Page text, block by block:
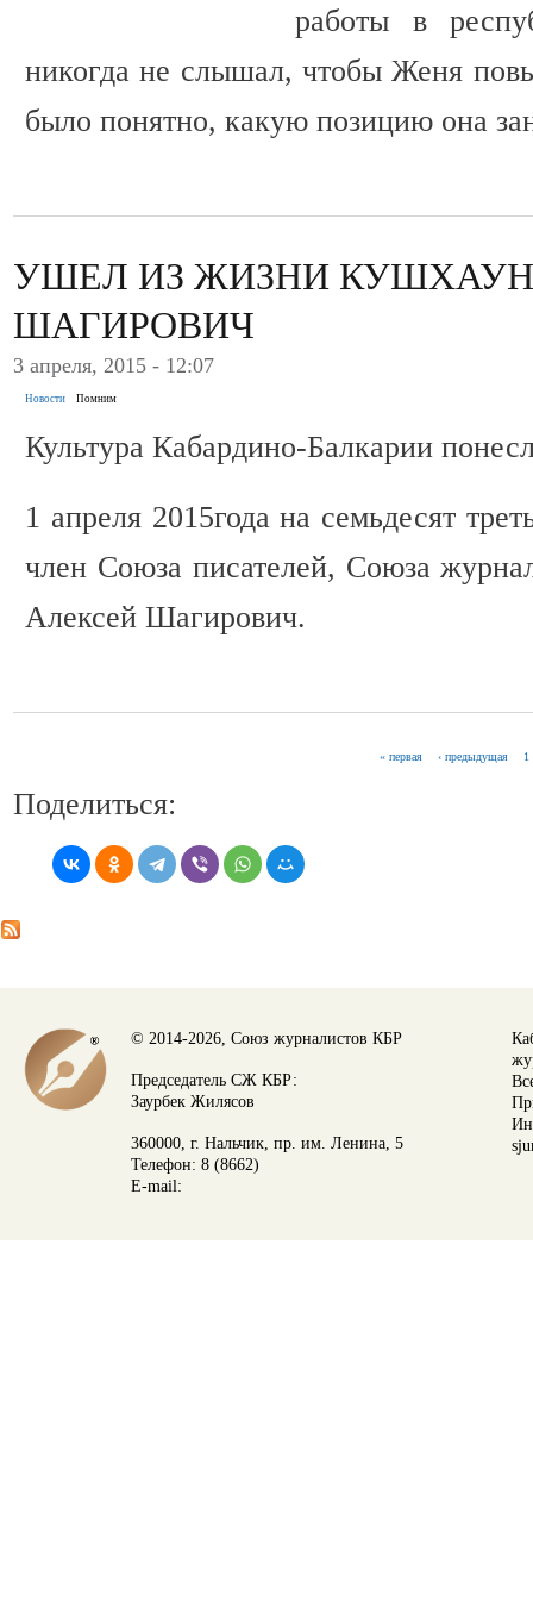
работы в
никогда не слышал, чтобы Женя
было понятно, какую позицию она
УШЕЛ ИЗ ЖИЗНИ
ШАГИРОВИЧ
3 апреля, 2015 - 12:07
Новости Помним
Культура Кабардино-Балкарии
1 апреля 2015года на семьдесят
член Союза писателей, Союза
Алексей Шагирович.
« первая ‹ предыдущая 1
Поделиться:
© 2014-2026, Союз журналистов КБР
Председатель СЖ КБР:
Заурбек Жилясов
360000, г. Нальчик, пр. им. Ленина, 5
Телефон: 8 (8662)
E-mail: